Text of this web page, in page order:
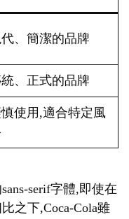
、簡潔的品牌
、正式的品牌
使用,適合特定風
serif字體,即使在
之下,Coca-Cola雖